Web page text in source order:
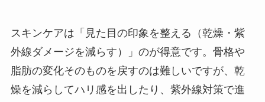
スキンケアは「見た目の印象を整える（乾燥・紫
外線ダメージを減らす）」のが得意です。骨格や
脂肪の変化そのものを戻すのは難しいですが、乾
燥を減らしてハリ感を出したり、紫外線対策で進